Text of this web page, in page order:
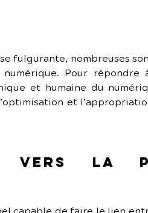
fulgurante, nombreuses
Pour répondre
et humaine du
et
vers la